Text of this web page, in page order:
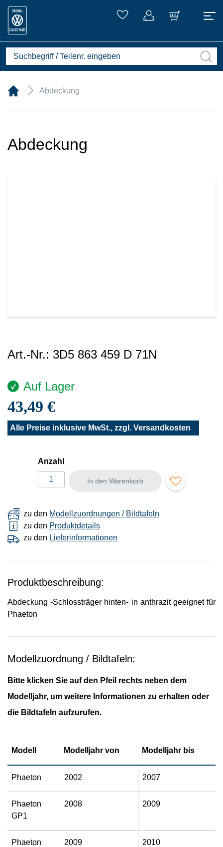
Abdeckung
Abdeckung
Art.-Nr.: 3D5 863 459 D 71N
Auf Lager
43,49 €
Alle Preise inklusive MwSt., zzgl. Versandkosten
Anzahl
In den Warenkorb
zu den Modellzuordnungen / Bildtafeln
zu den Produktdetails
zu den Lieferinformationen
Produktbeschreibung:
Abdeckung -Schlossträger hinten- in anthrazit geeignet für
Phaeton
Modellzuordnung / Bildtafeln:
Bitte klicken Sie auf den Pfeil rechts neben dem
Modelljahr, um weitere Informationen zu erhalten oder
die Bildtafeln aufzurufen.
Modell Modelljahr von Modelljahr bis
Phaeton 2002 2007
Phaeton
GP1
2008 2009
Phaeton
2009 2010